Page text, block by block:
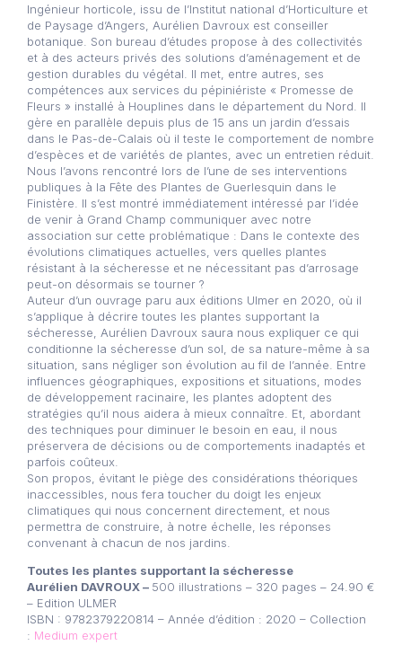
Ingénieur horticole, issu de l’Institut national d’Horticulture et
de Paysage d’Angers, Aurélien Davroux est conseiller
botanique. Son bureau d’études propose à des collectivités
et à des acteurs privés des solutions d’aménagement et de
gestion durables du végétal. Il met, entre autres, ses
compétences aux services du pépiniériste « Promesse de
Fleurs » installé à Houplines dans le département du Nord. Il
gère en parallèle depuis plus de 15 ans un jardin d’essais
dans le Pas-de-Calais où il teste le comportement de nombre
d’espèces et de variétés de plantes, avec un entretien réduit.
Nous l’avons rencontré lors de l’une de ses interventions
publiques à la Fête des Plantes de Guerlesquin dans le
Finistère. Il s’est montré immédiatement intéressé par l’idée
de venir à Grand Champ communiquer avec notre
association sur cette problématique : Dans le contexte des
évolutions climatiques actuelles, vers quelles plantes
résistant à la sécheresse et ne nécessitant pas d’arrosage
peut-on désormais se tourner ?
Auteur d’un ouvrage paru aux éditions Ulmer en 2020, où il
s’applique à décrire toutes les plantes supportant la
sécheresse, Aurélien Davroux saura nous expliquer ce qui
conditionne la sécheresse d’un sol, de sa nature-même à sa
situation, sans négliger son évolution au fil de l’année. Entre
influences géographiques, expositions et situations, modes
de développement racinaire, les plantes adoptent des
stratégies qu’il nous aidera à mieux connaître. Et, abordant
des techniques pour diminuer le besoin en eau, il nous
préservera de décisions ou de comportements inadaptés et
parfois coûteux.
Son propos, évitant le piège des considérations théoriques
inaccessibles, nous fera toucher du doigt les enjeux
climatiques qui nous concernent directement, et nous
permettra de construire, à notre échelle, les réponses
convenant à chacun de nos jardins.
Toutes les plantes supportant la sécheresse
Aurélien DAVROUX – 500 illustrations – 320 pages – 24.90 €
– Edition ULMER
ISBN : 9782379220814 – Année d’édition : 2020 – Collection
: Medium expert